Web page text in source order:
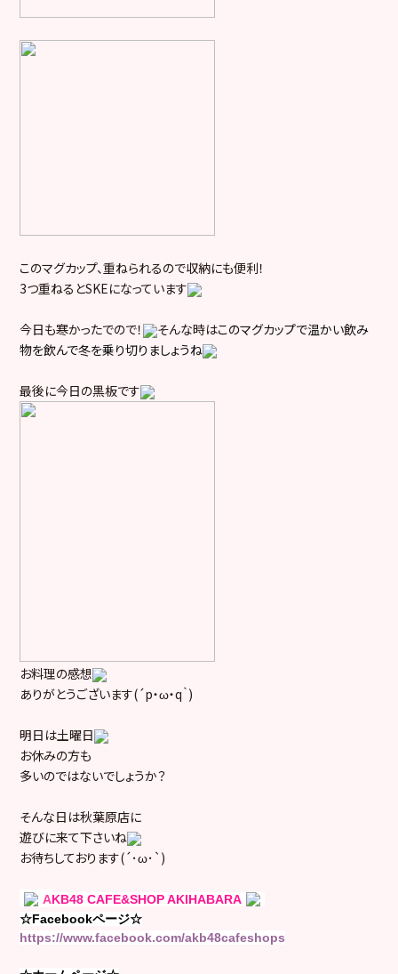
このマグカップ、重ねられるので収納にも便利！
3つ重ねるとSKEになっています
今日も寒かったでので！ そんな時はこのマグカップで温かい飲み
物を飲んで冬を乗り切りましょうね
最後に今日の黒板です
お料理の感想
ありがとうございます(´p・ω・q｀)
明日は土曜日
お休みの方も
多いのではないでしょうか？
そんな日は秋葉原店に
遊びに来て下さいね
お待ちしております(´･ω･`)
AKB48 CAFE&SHOP AKIHABARA
☆Facebookページ☆
https://www.facebook.com/akb48cafeshops